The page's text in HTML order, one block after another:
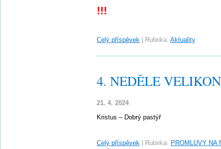
!!!
Celý příspěvek Rubrika: Aktuality
4. NEDĚLE
21. 4. 2024
Kristus – Dobrý pastýř
Celý příspěvek Rubrika: PROMLUVY NA